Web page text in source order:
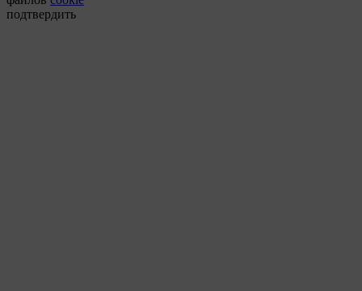
подтвердить